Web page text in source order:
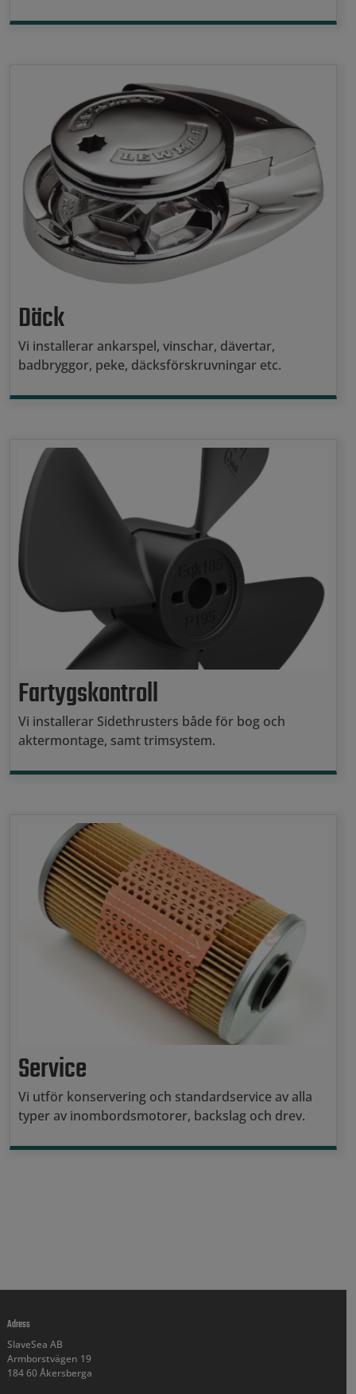
Däck
Vi installerar ankarspel, vinschar, dävertar,
badbryggor, peke, däcksförskruvningar etc.
Fartygskontroll
Vi installerar Sidethrusters både för bog och
aktermontage, samt trimsystem.
Service
Vi utför konservering och standardservice av alla
typer av inombordsmotorer, backslag och drev.
Adress
SlaveSea AB
Armborstvägen 19
184 60 Åkersberga